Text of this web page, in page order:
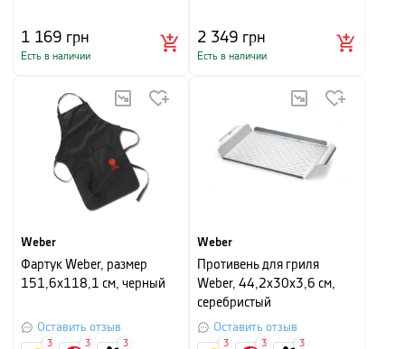
1 169 грн
Есть в наличии
2 349 грн
Есть в наличии
Weber
Фартук Weber, размер
151,6х118,1 см, черный
Оставить отзыв
3 3 3
Weber
Противень для гриля
Weber, 44,2х30х3,6 см,
серебристый
Оставить отзыв
3 3 3